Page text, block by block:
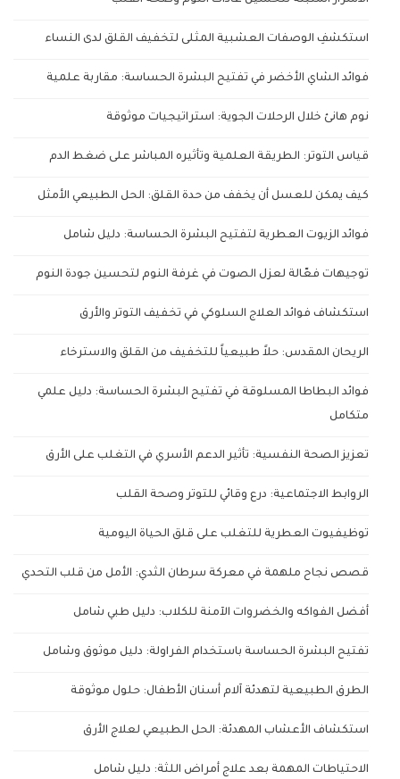
استكشفِ الوصفات العشبية المثلى لتخفيف القلق لدى النساء
فوائد الشاي الأخضر في تفتيح البشرة الحساسة: مقاربة علمية
نوم هانئ خلال الرحلات الجوية: استراتيجيات موثوقة
قياس التوتر: الطريقة العلمية وتأثيره المباشر على ضغط الدم
كيف يمكن للعسل أن يخفف من حدة القلق: الحل الطبيعي الأمثل
فوائد الزيوت العطرية لتفتيح البشرة الحساسة: دليل شامل
توجيهات فعّالة لعزل الصوت في غرفة النوم لتحسين جودة النوم
استكشاف فوائد العلاج السلوكي في تخفيف التوتر والأرق
الريحان المقدس: حلاً طبيعياً للتخفيف من القلق والاسترخاء
فوائد البطاطا المسلوقة في تفتيح البشرة الحساسة: دليل علمي
متكامل
تعزيز الصحة النفسية: تأثير الدعم الأسري في التغلب على الأرق
الروابط الاجتماعية: درع وقائي للتوتر وصحة القلب
توظيفيوت العطرية للتغلب على قلق الحياة اليومية
قصص نجاح ملهمة في معركة سرطان الثدي: الأمل من قلب التحدي
أفضل الفواكه والخضروات الآمنة للكلاب: دليل طبي شامل
تفتيح البشرة الحساسة باستخدام الفراولة: دليل موثوق وشامل
الطرق الطبيعية لتهدئة آلام أسنان الأطفال: حلول موثوقة
استكشاف الأعشاب المهدئة: الحل الطبيعي لعلاج الأرق
الاحتياطات المهمة بعد علاج أمراض اللثة: دليل شامل